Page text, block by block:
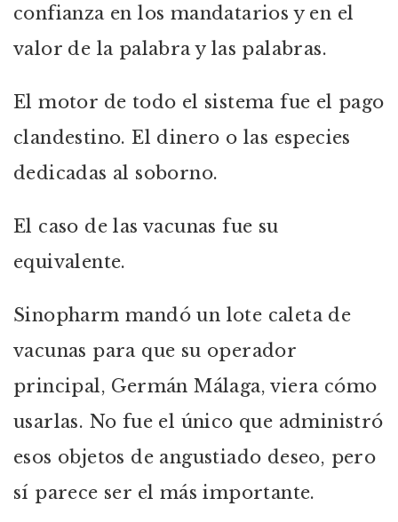
confianza en los mandatarios y en el
valor de la palabra y las palabras.
El motor de todo el sistema fue el pago
clandestino. El dinero o las especies
dedicadas al soborno.
El caso de las vacunas fue su
equivalente.
Sinopharm mandó un lote caleta de
vacunas para que su operador
principal, Germán Málaga, viera cómo
usarlas. No fue el único que administró
esos objetos de angustiado deseo, pero
sí parece ser el más importante.